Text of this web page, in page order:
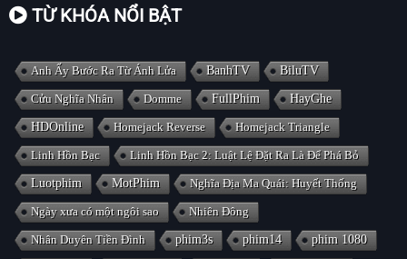
TỪ KHÓA NỔI BẬT
Anh Ấy Bước Ra Từ Ánh Lửa BanhTV BiluTV
Cửu Nghĩa Nhân Domme FullPhim HayGhe
HDOnline Homejack Reverse Homejack Triangle
Linh Hồn Bạc Linh Hồn Bạc 2: Luật Lệ Đặt Ra Là Để Phá Bỏ
Luotphim MotPhim Nghĩa Địa Ma Quái: Huyết Thống
Ngày xưa có một ngôi sao Nhiên Đông
Nhân Duyên Tiền Đình phim3s phim14 phim 1080